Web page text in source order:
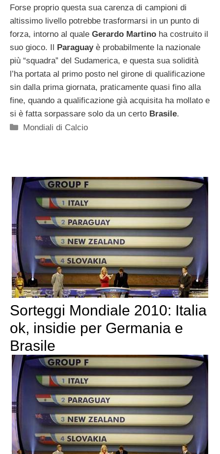
Forse proprio questa sua carenza di campioni di
altissimo livello potrebbe trasformarsi in un punto di
forza, intorno al quale Gerardo Martino ha costruito il
suo gioco. Il
Paraguay è probabilmente la nazionale
più “squadra” del Sudamerica, e questa sua solidità
l’ha portata al primo posto nel girone di qualificazione
sin dalla prima giornata, praticamente quasi fino alla
fine, quando a qualificazione già acquisita ha mollato e
si è fatta sorpassare solo da un certo Brasile.
Categorie
Mondiali di Calcio
Sorteggi Mondiale 2010: Italia
ok, insidie per Germania e
Brasile